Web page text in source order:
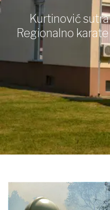
Kurtinović
Regionalno